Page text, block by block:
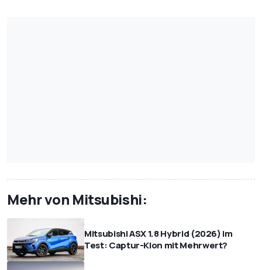
Mehr von Mitsubishi:
Mitsubishi ASX 1.8 Hybrid (2026) im
Test: Captur-Klon mit Mehrwert?